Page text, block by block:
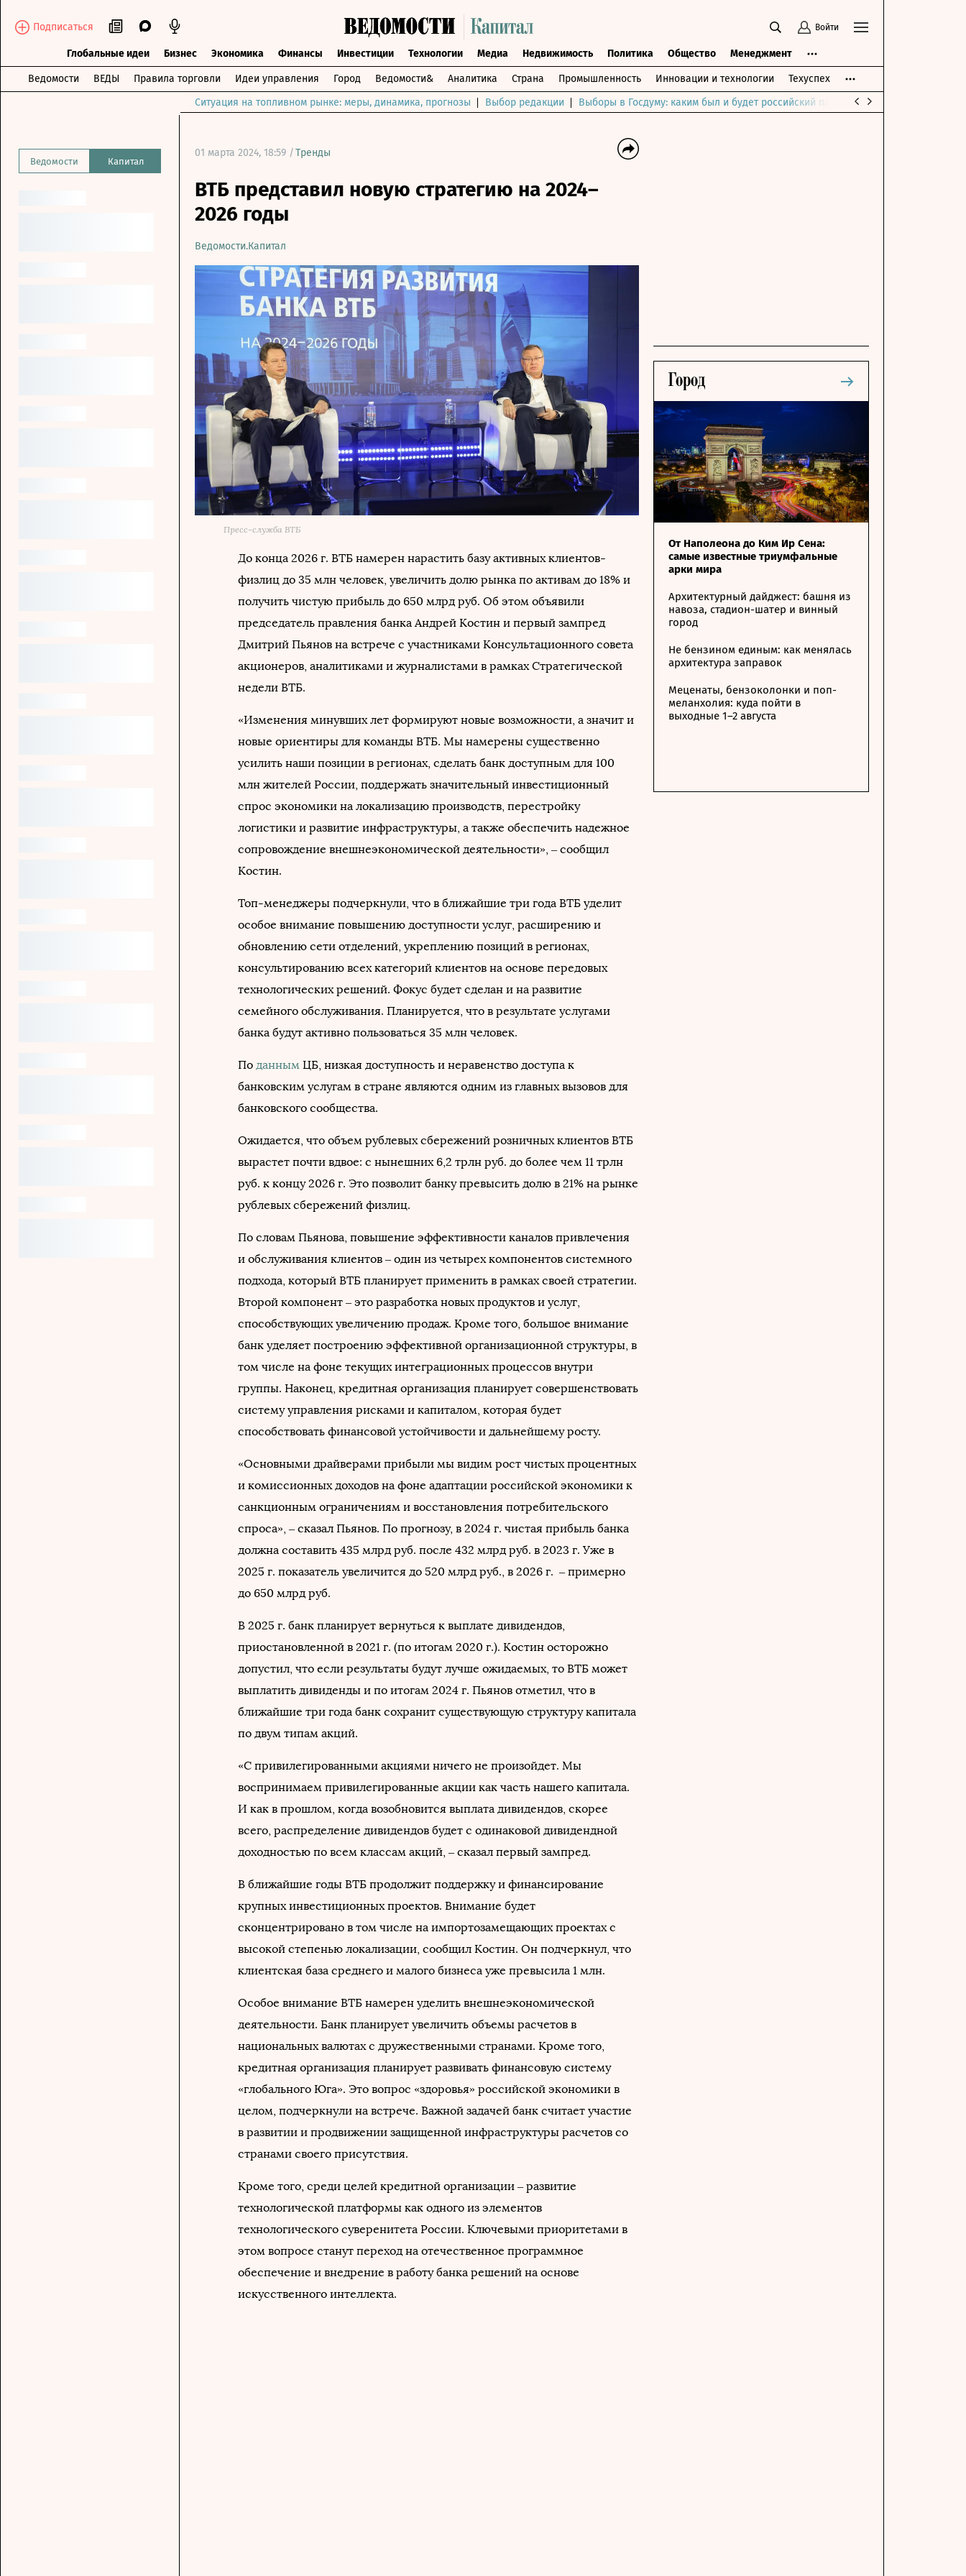
Подписаться Войти
Глобальные идеи Бизнес Экономика Финансы Инвестиции Технологии Медиа Недвижимость Политика Общество Менеджмент
Ведомости ВЕДЫ Правила торговли Идеи управления Город Ведомости& Аналитика Страна Промышленность Инновации и технологии Техуспех
Ведомости Капитал
Ситуация на топливном рынке: меры, динамика, прогнозы Выбор редакции Выборы в Госдуму: каким был и будет российский парламент
01 марта 2024, 18:59 /Тренды
ВТБ представил новую стратегию на 2024–
2026 годы
Ведомости.Капитал
Пресс-служба ВТБ
До конца 2026 г. ВТБ намерен нарастить базу активных клиентов-
физлиц до 35 млн человек, увеличить долю рынка по активам до 18% и
получить чистую прибыль до 650 млрд руб. Об этом объявили
председатель правления банка Андрей Костин и первый зампред
Дмитрий Пьянов на встрече с участниками Консультационного совета
акционеров, аналитиками и журналистами в рамках Стратегической
недели ВТБ.
«Изменения минувших лет формируют новые возможности, а значит и
новые ориентиры для команды ВТБ. Мы намерены существенно
усилить наши позиции в регионах, сделать банк доступным для 100
млн жителей России, поддержать значительный инвестиционный
спрос экономики на локализацию производств, перестройку
логистики и развитие инфраструктуры, а также обеспечить надежное
сопровождение внешнеэкономической деятельности», ‒ сообщил
Костин.
Топ-менеджеры подчеркнули, что в ближайшие три года ВТБ уделит
особое внимание повышению доступности услуг, расширению и
обновлению сети отделений, укреплению позиций в регионах,
консультированию всех категорий клиентов на основе передовых
технологических решений. Фокус будет сделан и на развитие
семейного обслуживания. Планируется, что в результате услугами
банка будут активно пользоваться 35 млн человек.
По данным ЦБ, низкая доступность и неравенство доступа к
банковским услугам в стране являются одним из главных вызовов для
банковского сообщества.
Ожидается, что объем рублевых сбережений розничных клиентов ВТБ
вырастет почти вдвое: с нынешних 6,2 трлн руб. до более чем 11 трлн
руб. к концу 2026 г. Это позволит банку превысить долю в 21% на рынке
рублевых сбережений физлиц.
По словам Пьянова, повышение эффективности каналов привлечения
и обслуживания клиентов ‒ один из четырех компонентов системного
подхода, который ВТБ планирует применить в рамках своей стратегии.
Второй компонент ‒ это разработка новых продуктов и услуг,
способствующих увеличению продаж. Кроме того, большое внимание
банк уделяет построению эффективной организационной структуры, в
том числе на фоне текущих интеграционных процессов внутри
группы. Наконец, кредитная организация планирует совершенствовать
систему управления рисками и капиталом, которая будет
способствовать финансовой устойчивости и дальнейшему росту.
«Основными драйверами прибыли мы видим рост чистых процентных
и комиссионных доходов на фоне адаптации российской экономики к
санкционным ограничениям и восстановления потребительского
спроса», ‒ сказал Пьянов. По прогнозу, в 2024 г. чистая прибыль банка
должна составить 435 млрд руб. после 432 млрд руб. в 2023 г. Уже в
2025 г. показатель увеличится до 520 млрд руб., в 2026 г. ‒ примерно
до 650 млрд руб.
В 2025 г. банк планирует вернуться к выплате дивидендов,
приостановленной в 2021 г. (по итогам 2020 г.). Костин осторожно
допустил, что если результаты будут лучше ожидаемых, то ВТБ может
выплатить дивиденды и по итогам 2024 г. Пьянов отметил, что в
ближайшие три года банк сохранит существующую структуру капитала
по двум типам акций.
«С привилегированными акциями ничего не произойдет. Мы
воспринимаем привилегированные акции как часть нашего капитала.
И как в прошлом, когда возобновится выплата дивидендов, скорее
всего, распределение дивидендов будет с одинаковой дивидендной
доходностью по всем классам акций, ‒ сказал первый зампред.
В ближайшие годы ВТБ продолжит поддержку и финансирование
крупных инвестиционных проектов. Внимание будет
сконцентрировано в том числе на импортозамещающих проектах с
высокой степенью локализации, сообщил Костин. Он подчеркнул, что
клиентская база среднего и малого бизнеса уже превысила 1 млн.
Особое внимание ВТБ намерен уделить внешнеэкономической
деятельности. Банк планирует увеличить объемы расчетов в
национальных валютах с дружественными странами. Кроме того,
кредитная организация планирует развивать финансовую систему
«глобального Юга». Это вопрос «здоровья» российской экономики в
целом, подчеркнули на встрече. Важной задачей банк считает участие
в развитии и продвижении защищенной инфраструктуры расчетов со
странами своего присутствия.
Кроме того, среди целей кредитной организации ‒ развитие
технологической платформы как одного из элементов
технологического суверенитета России. Ключевыми приоритетами в
этом вопросе станут переход на отечественное программное
обеспечение и внедрение в работу банка решений на основе
искусственного интеллекта.
От Наполеона до Ким Ир Сена:
самые известные триумфальные
арки мира
Архитектурный дайджест: башня из
навоза, стадион-шатер и винный
город
Не бензином единым: как менялась
архитектура заправок
Меценаты, бензоколонки и поп-
меланхолия: куда пойти в
выходные 1–2 августа